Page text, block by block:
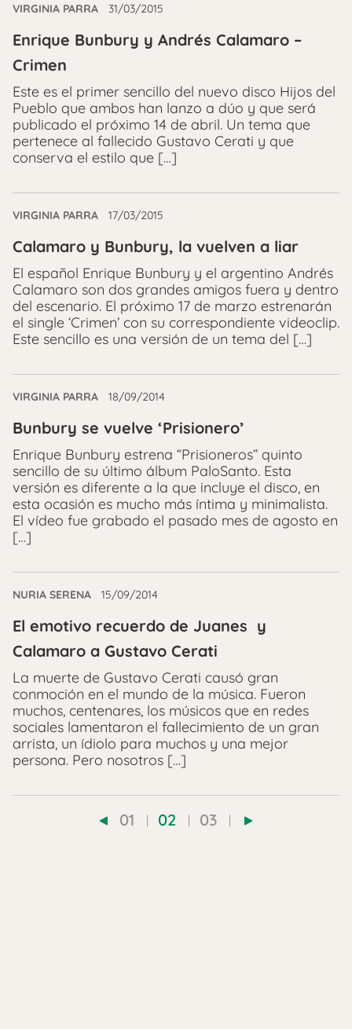
VIRGINIA PARRA 31/03/2015
Enrique Bunbury y Andrés Calamaro –
Crimen
Este es el primer sencillo del nuevo disco Hijos del
Pueblo que ambos han lanzo a dúo y que será
publicado el próximo 14 de abril. Un tema que
pertenece al fallecido Gustavo Cerati y que
conserva el estilo que […]
VIRGINIA PARRA 17/03/2015
Calamaro y Bunbury, la vuelven a liar
El español Enrique Bunbury y el argentino Andrés
Calamaro son dos grandes amigos fuera y dentro
del escenario. El próximo 17 de marzo estrenarán
el single ‘Crimen’ con su correspondiente videoclip.
Este sencillo es una versión de un tema del […]
VIRGINIA PARRA 18/09/2014
Bunbury se vuelve ‘Prisionero’
Enrique Bunbury estrena “Prisioneros” quinto
sencillo de su último álbum PaloSanto. Esta
versión es diferente a la que incluye el disco, en
esta ocasión es mucho más íntima y minimalista.
El vídeo fue grabado el pasado mes de agosto en
[…]
NURIA SERENA 15/09/2014
El emotivo recuerdo de Juanes y
Calamaro a Gustavo Cerati
La muerte de Gustavo Cerati causó gran
conmoción en el mundo de la música. Fueron
muchos, centenares, los músicos que en redes
sociales lamentaron el fallecimiento de un gran
arrista, un ídiolo para muchos y una mejor
persona. Pero nosotros […]
01 02 03